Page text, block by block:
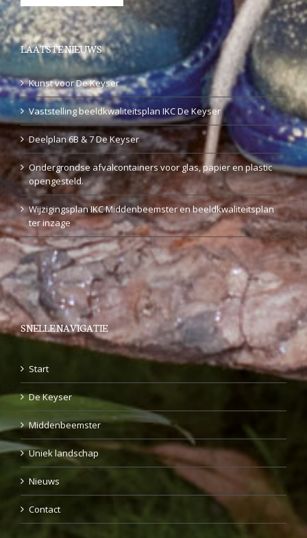
LAATSTE NIEUWS
Kunst voor De Keyser
Vaststelling beeldkwaliteitsplan IKC De Keyser
Deelplan 6B & 7 De Keyser
Ondergrondse afvalcontainers voor glas, papier en plastic
opengesteld.
Wijzigingsplan IKC Middenbeemster en beeldkwaliteitsplan
ter inzage
SNELLE NAVIGATIE
Start
De Keyser
Middenbeemster
Uniek landschap
Nieuws
Contact